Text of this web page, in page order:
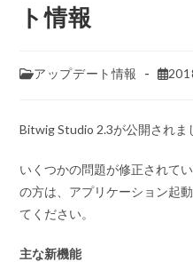
ト情報
アップデート情報
Bitwig Studio 2.3が公開されま
いくつかの問題が修正されて
の方は、アプリケーション起
てください。
主な新機能